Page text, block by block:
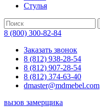
Стулья
8 (800) 300-82-84
Заказать звонок
8 (812) 938-28-54
8 (812) 907-28-54
8 (812) 374-63-40
dmaster@mdmebel.com
вызов замерщика